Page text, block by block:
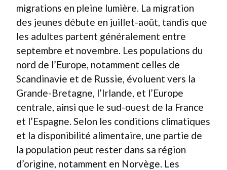
migrations en pleine lumière. La migration
des jeunes débute en juillet-août, tandis que
les adultes partent généralement entre
septembre et novembre. Les populations du
nord de l’Europe, notamment celles de
Scandinavie et de Russie, évoluent vers la
Grande-Bretagne, l’Irlande, et l’Europe
centrale, ainsi que le sud-ouest de la France
et l’Espagne. Selon les conditions climatiques
et la disponibilité alimentaire, une partie de
la population peut rester dans sa région
d’origine, notamment en Norvège. Les